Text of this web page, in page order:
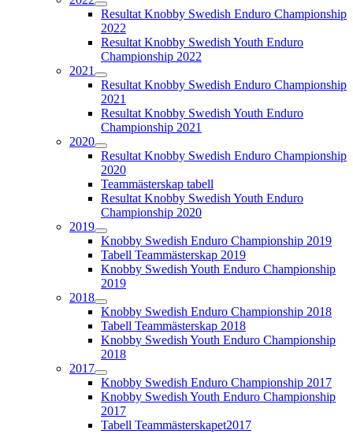
Resultat Knobby Swedish Enduro Championship
2022
Resultat Knobby Swedish Youth Enduro
Championship 2022
2021
Resultat Knobby Swedish Enduro Championship
2021
Resultat Knobby Swedish Youth Enduro
Championship 2021
2020
Resultat Knobby Swedish Enduro Championship
2020
Teammästerskap tabell
Resultat Knobby Swedish Youth Enduro
Championship 2020
2019
Knobby Swedish Enduro Championship 2019
Tabell Teammästerskap 2019
Knobby Swedish Youth Enduro Championship
2019
2018
Knobby Swedish Enduro Championship 2018
Tabell Teammästerskap 2018
Knobby Swedish Youth Enduro Championship
2018
2017
Knobby Swedish Enduro Championship 2017
Knobby Swedish Youth Enduro Championship
2017
Tabell Teammästerskapet2017